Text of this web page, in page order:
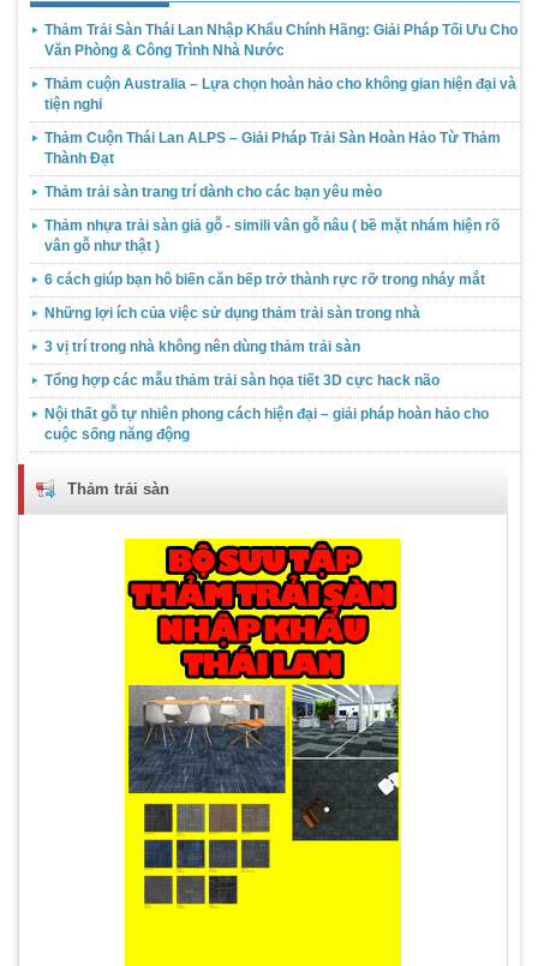
Thảm Trải Sàn Thái Lan Nhập Khẩu Chính Hãng: Giải Pháp Tối Ưu Cho
Văn Phòng & Công Trình Nhà Nước
Thảm cuộn Australia – Lựa chọn hoàn hảo cho không gian hiện đại và
tiện nghi
Thảm Cuộn Thái Lan ALPS – Giải Pháp Trải Sàn Hoàn Hảo Từ Thảm
Thành Đạt
Thảm trải sàn trang trí dành cho các bạn yêu mèo
Thảm nhựa trải sàn giả gỗ - simili vân gỗ nâu ( bề mặt nhám hiện rõ
vân gỗ như thật )
6 cách giúp bạn hô biến căn bếp trở thành rực rỡ trong nháy mắt
Những lợi ích của việc sử dụng thảm trải sàn trong nhà
3 vị trí trong nhà không nên dùng thảm trải sàn
Tổng hợp các mẫu thảm trải sàn họa tiết 3D cực hack não
Nội thất gỗ tự nhiên phong cách hiện đại – giải pháp hoàn hảo cho
cuộc sống năng động
Thảm trải sàn